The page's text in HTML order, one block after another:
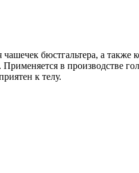
бюстгальтера, а
в производстве
к телу.